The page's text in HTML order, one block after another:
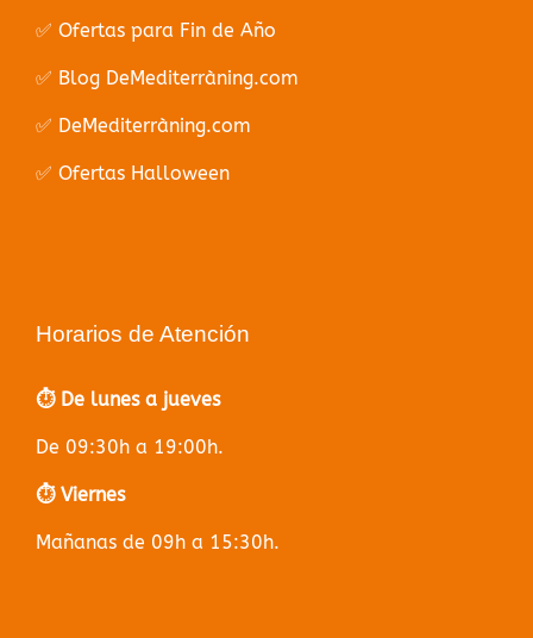
✅ Ofertas para Fin de Año
✅ Blog DeMediterràning.com
✅ DeMediterràning.com
✅ Ofertas Halloween
Horarios de Atención
⏱️ De lunes a jueves
De 09:30h a 19:00h.
⏱️ Viernes
Mañanas de 09h a 15:30h.